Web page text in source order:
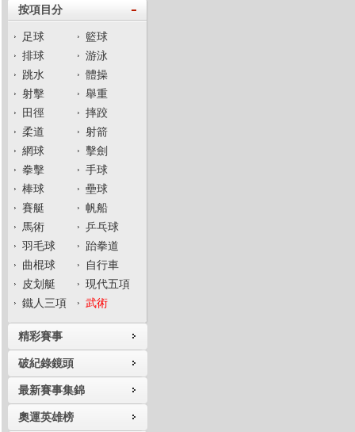
按項目分
足球
籃球
排球
游泳
跳水
體操
射擊
舉重
田徑
摔跤
柔道
射箭
網球
擊劍
拳擊
手球
棒球
壘球
賽艇
帆船
馬術
乒乓球
羽毛球
跆拳道
曲棍球
自行車
皮划艇
現代五項
鐵人三項
武術
精彩賽事
破紀錄鏡頭
最新賽事集錦
奧運英雄榜